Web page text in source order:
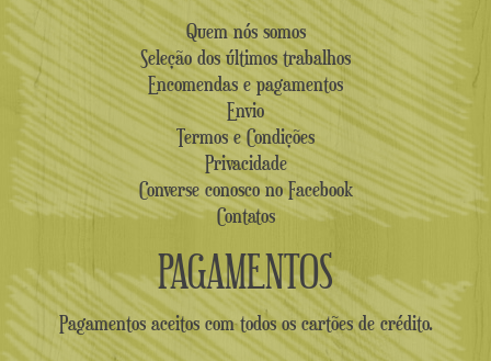
Quem nós somos
Seleção dos últimos trabalhos
Encomendas e pagamentos
Envio
Termos e Condições
Privacidade
Converse conosco no Facebook
Contatos
PAGAMENTOS
Pagamentos aceitos com todos os cartões de crédito.